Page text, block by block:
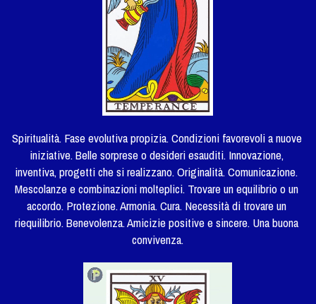
Spiritualità. Fase evolutiva propizia. Condizioni favorevoli a nuove
iniziative. Belle sorprese o desideri esauditi. Innovazione,
inventiva, progetti che si realizzano. Originalità. Comunicazione.
Mescolanze e combinazioni molteplici. Trovare un equilibrio o un
accordo. Protezione. Armonia. Cura. Necessità di trovare un
riequilibrio. Benevolenza. Amicizie positive e sincere. Una buona
convivenza.